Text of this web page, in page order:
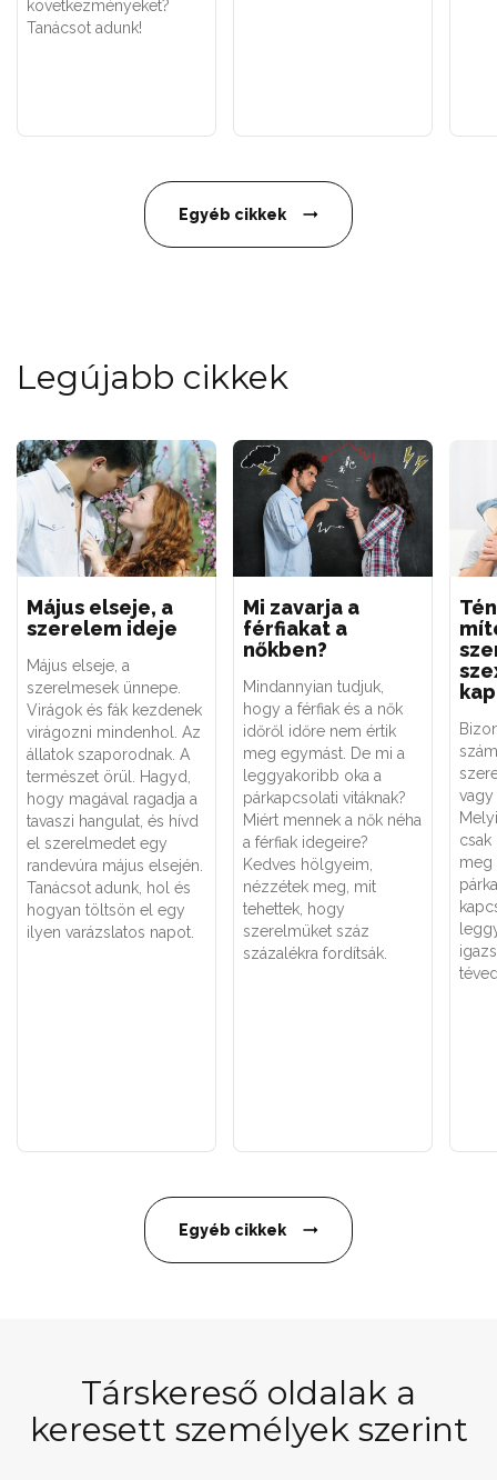
következményeket?
Tanácsot adunk!
Egyéb cikkek
Legújabb cikkek
Május elseje, a
szerelem ideje
Május elseje, a
szerelmesek ünnepe.
Virágok és fák kezdenek
virágozni mindenhol. Az
állatok szaporodnak. A
természet örül. Hagyd,
hogy magával ragadja a
tavaszi hangulat, és hívd
el szerelmedet egy
randevúra május elsején.
Tanácsot adunk, hol és
hogyan töltsön el egy
ilyen varázslatos napot.
Mi zavarja a
férfiakat a
nőkben?
Mindannyian tudjuk,
hogy a férfiak és a nők
időről időre nem értik
meg egymást. De mi a
leggyakoribb oka a
párkapcsolati vitáknak?
Miért mennek a nők néha
a férfiak idegeire?
Kedves hölgyeim,
nézzétek meg, mit
tehettek, hogy
szerelmüket száz
százalékra fordítsák.
vagy
csak
meg
Egyéb cikkek
Társkereső oldalak a
keresett személyek szerint